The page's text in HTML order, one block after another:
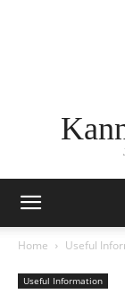
Home Useful
Useful Information